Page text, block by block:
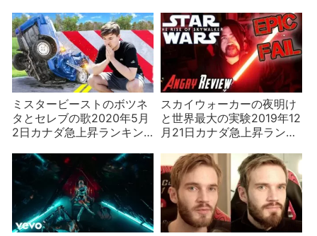
ミスタービーストのボツネ
タとセレブの歌2020年5月
2日カナダ急上昇ランキン
スカイウォーカーの夜明け
と世界最大の実験2019年12
月21日カナダ急上昇ランキ